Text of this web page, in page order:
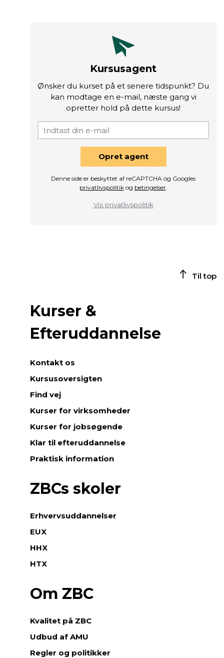
Kursusagent
Ønsker du kurset på et senere tidspunkt? Du
kan modtage en e-mail, næste gang vi
opretter hold på dette kursus!
Opret agent
Denne side er beskyttet af reCAPTCHA og Googles
privatlivspolitikog betingelser.
Vis privatlivspolitik
Til top
Kurser &
Efteruddannelse
Kontakt os
Kursusoversigten
Find vej
Kurser for virksomheder
Kurser for jobsøgende
Klar til efteruddannelse
Praktisk information
ZBCs skoler
Erhvervsuddannelser
EUX
HHX
HTX
Om ZBC
Kvalitet på ZBC
Udbud af AMU
Regler og politikker